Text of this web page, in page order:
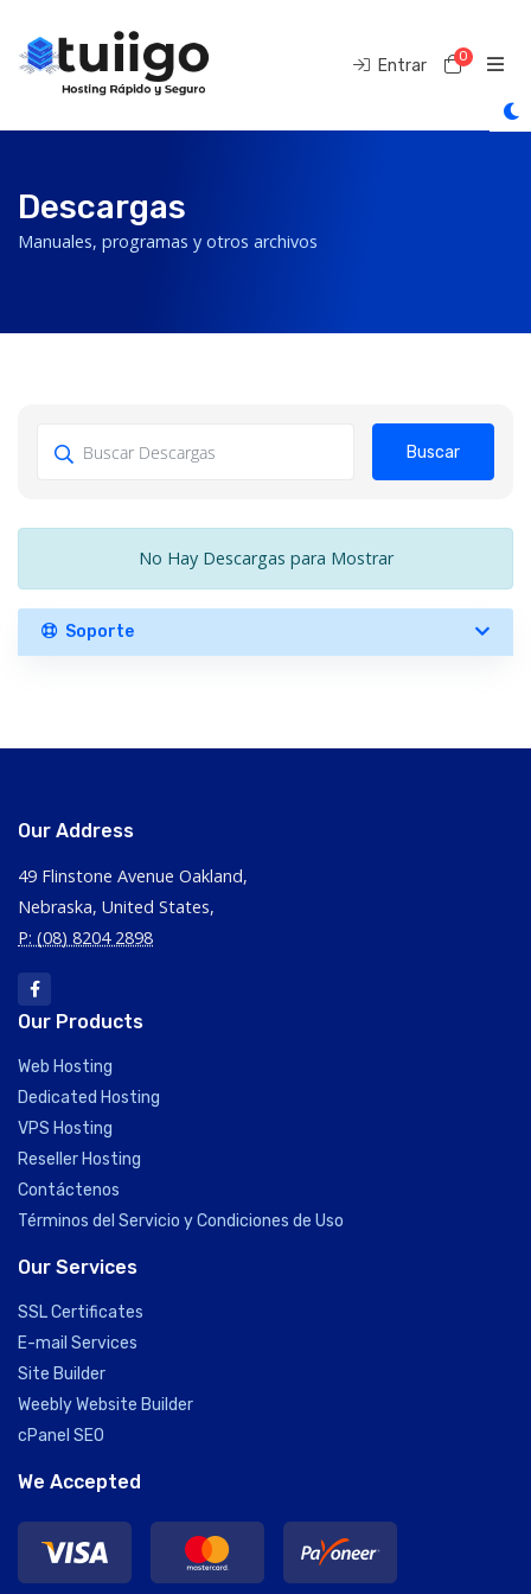
Entrar 0Carro
Descargas
Manuales, programas y otros archivos
Buscar
No Hay Descargas para Mostrar
Soporte
Our Address
49 Flinstone Avenue Oakland,
Nebraska, United States,
P: (08) 8204 2898
Our Products
Web Hosting
Dedicated Hosting
VPS Hosting
Reseller Hosting
Contáctenos
Términos del Servicio y Condiciones de Uso
Our Services
SSL Certificates
E-mail Services
Site Builder
Weebly Website Builder
cPanel SEO
We Accepted